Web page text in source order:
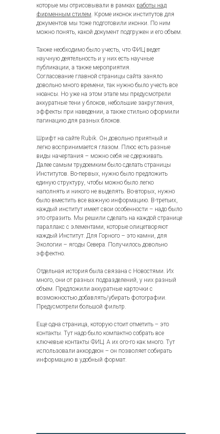
которые мы отрисовывали в рамках работы над
фирменным стилем. Кроме иконок институтов для
документов мы тоже подготовили иконки. По ним
можно понять, какой документ подгружен и его объем.
Также необходимо было учесть, что ФИЦ ведет
научную деятельность и у них есть научные
публикации, а также мероприятия.
Согласование главной страницы сайта заняло
довольно много времени, так нужно было учесть все
нюансы. Но уже на этом этапе мы предусмотрели
аккуратные тени у блоков, небольшие закругления,
эффекты при наведении, а также стильно оформили
пагинацию для разных блоков.
Шрифт на сайте Rubik. Он довольно приятный и
легко воспринимается глазом. Плюс есть разные
виды начертания – можно себя не сдерживать.
Далее самым трудоемким было сделать страницы
Институтов. Во-первых, нужно было предложить
единую структуру, чтобы можно было легко
наполнять и никого не выделять. Во-вторых, нужно
было вместить все важную информацию. В-третьих,
каждый институт имеет свои особенности – надо было
это отразить. Мы решили сделать на каждой странице
параллакс с элементами, которые олицетворяют
каждый Институт. Для Горного – это камни, для
Экологии – ягоды Севера. Получилось довольно
эффектно.
Отдельная история была связана с Новостями. Их
много, они от разных подразделений, у них разный
объем. Предложили аккуратные карточки с
возможностью добавлять/убирать фотографии.
Предусмотрели большой фильтр.
Еще одна страница, которую стоит отметить – это
контакты. Тут надо было компактно собрать все
ключевые контакты ФИЦ. А их ого-го как много. Тут
использовали аккордеон – он позволяет собирать
информацию в удобный формат.